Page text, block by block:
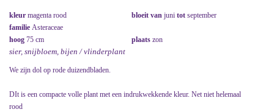
kleur magenta rood bloeit van juni tot september
familie Asteraceae
hoog 75 cm plaats zon
sier, snijbloem, bijen / vlinderplant
We zijn dol op rode duizendbladen.
DIt is een compacte volle plant met een indrukwekkende kleur. Net niet helemaal
rood